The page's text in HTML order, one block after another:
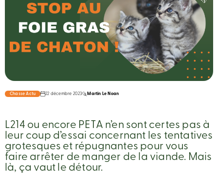
Chasse Actu 22 décembre 2023 Martin Le Noan
L214 ou encore PETA n’en sont certes pas à
leur coup d’essai concernant les tentatives
grotesques et répugnantes pour vous
faire arrêter de manger de la viande. Mais
là, ça vaut le détour.